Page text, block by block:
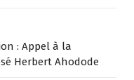
: Appel à la
Herbert Ahodode